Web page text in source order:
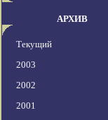
АРХИВ
Текущий
2003
2002
2001